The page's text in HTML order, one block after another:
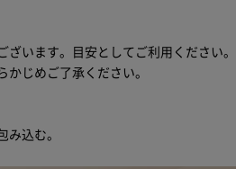
います。目安としてご利用ください。
じめご了承ください。
み込む。